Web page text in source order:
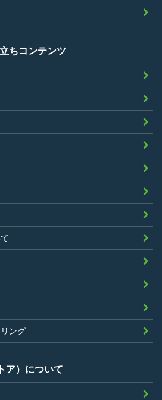
証明書が必要なパーティ
件にあてはまっており且つ
る証明書を持参できるこ
営サービスにおいて、不
カー行為、クレジットカ
用その他問題のある行為を
こと
会的勢力の関係者でな
令違反あるいは公序良俗違
会的活動を行ったことがな
裁量によりLinkStoreの運営
と判断されたことがないこ
を抹消されたり、利用停
たことがないこと
るサービスと同一または類
提供することを業とする
若しくはそれらの従業者
ちコンテンツ
ング
ア）について